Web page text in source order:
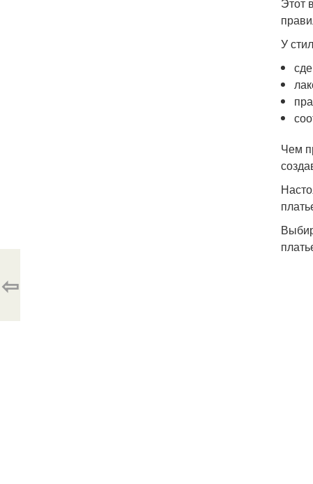
У
Чем
⇦